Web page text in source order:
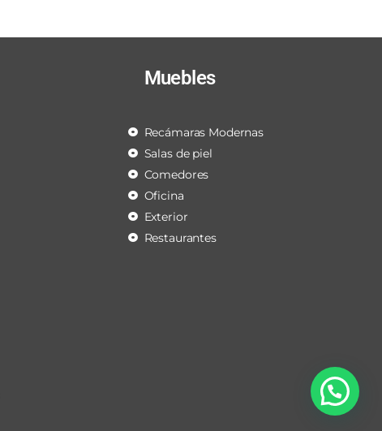
Muebles
Recámaras Modernas
Salas de piel
Comedores
Oficina
Exterior
Restaurantes